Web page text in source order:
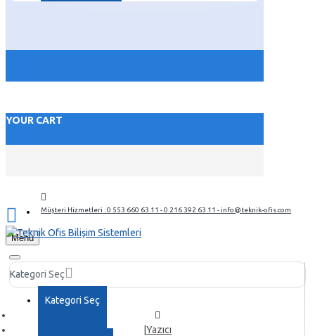
YOUR CART
Müşteri Hizmetleri : 0 553 660 63 11 - 0 216 392 63 11 - info@teknik-ofis.com
Menu
Kategori Seç
Kategori Seç
Yazıcı